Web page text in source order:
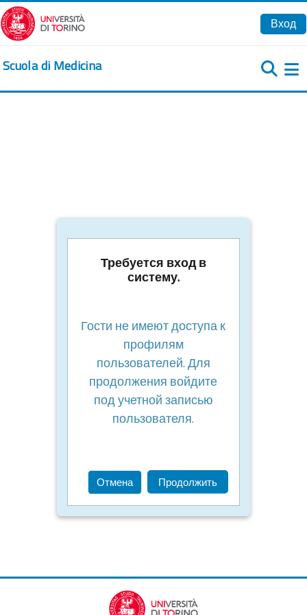
Перейти к основному содержанию
Вход
Scuola di Medicina
Требуется вход в
систему.
Гости не имеют доступа к
профилям
пользователей. Для
продолжения войдите
под учетной записью
пользователя.
Отмена Продолжить